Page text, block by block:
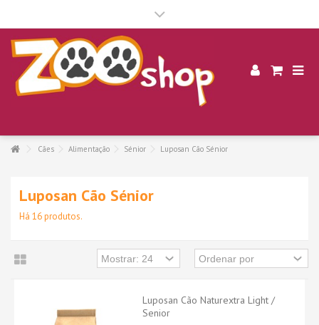
Cães Alimentação Sénior Luposan Cão Sénior
Luposan Cão Sénior
Há 16 produtos.
Luposan Cão Naturextra Light /
Senior